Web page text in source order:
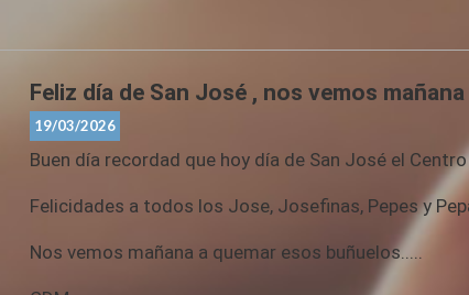
Feliz día de San José , nos vemos mañana
19/03/2026
Buen día recordad que hoy día de San José el
Felicidades a todos los Jose, Josefinas, Pepes y
Nos vemos mañana a quemar esos buñuelos.....